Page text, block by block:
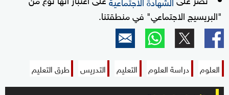
"البريسيج الاجتماعي" في منطقتنا.
العلوم دراسة العلوم التعليم التدريس طرق التعليم